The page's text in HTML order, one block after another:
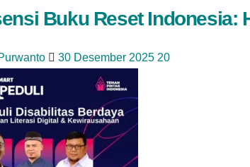
Buku Reset Indonesia:
30 Desember 2025 20